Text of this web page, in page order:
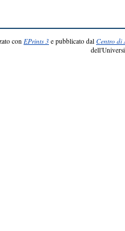
con EPrints 3 e pubblicato dal Centro di